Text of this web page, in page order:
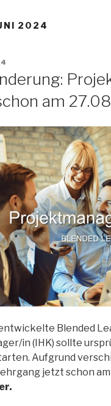
2024
am
Blended
in (IHK) sollte
Aufgrund
jetzt schon am